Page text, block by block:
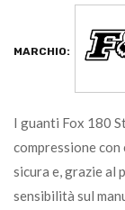
MARCHIO:
I guanti Fox 180
compressione
sicura e, grazie al
sensibilità sul